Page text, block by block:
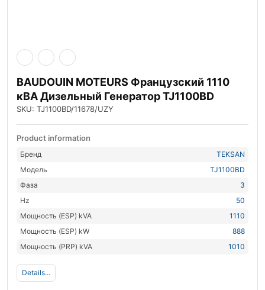
BAUDOUIN MOTEURS Французский 1110
кВА Дизельный Генератор TJ1100BD
SKU: TJ1100BD/11678/UZY
Product information
Бренд
TEKSAN
Модель
TJ1100BD
Фаза
3
Hz
50
Мощность (ESP) kVA
1110
Мощность (ESP) kW
888
Мощность (PRP) kVA
1010
Details...